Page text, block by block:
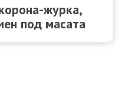
журка,
под масата